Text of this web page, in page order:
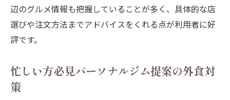
辺のグルメ情報も把握していることが多く、具体的な店
選びや注文方法までアドバイスをくれる点が利用者に好
評です。
忙しい方必見パーソナルジム提案の外食対
策